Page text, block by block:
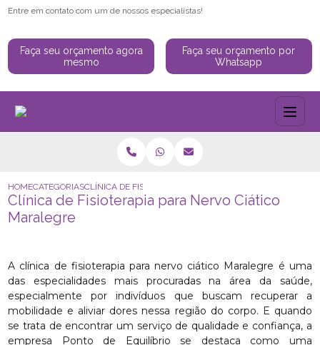
Entre em contato com um de nossos especialistas!
Faça seu orçamento agora
mesmo
Faça seu orçamento por
Whatsapp
HOMECATEGORIASCLÍNICA DE FISIOTERAPIA PARA NERVO CIÁTICO
Clínica de Fisioterapia para Nervo Ciático
Maralegre
A clínica de fisioterapia para nervo ciático Maralegre é uma
das especialidades mais procuradas na área da saúde,
especialmente por indivíduos que buscam recuperar a
mobilidade e aliviar dores nessa região do corpo. E quando
se trata de encontrar um serviço de qualidade e confiança, a
empresa Ponto de Equilíbrio se destaca como uma